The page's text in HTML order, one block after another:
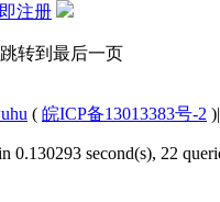
注册
转到最后一页
( 皖ICP备13013383号-2 )|
0.130293 second(s), 22